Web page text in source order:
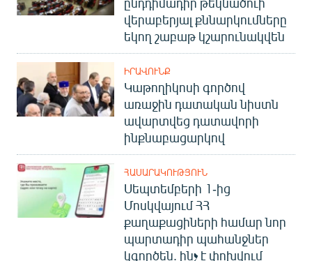
վերաբերյալ քննարկումները
եկող շաբաթ կշարունակվեն
ԻՐԱՎՈՒՆՔ
Կաթողիկոսի գործով
առաջին դատական նիստն
ավարտվեց դատավորի
ինքնաբացարկով
ՀԱՍԱՐԱԿՈՒԹՅՈՒՆ
Սեպտեմբերի 1-ից
Մոսկվայում ՀՀ
քաղաքացիների համար նոր
պարտադիր պահանջներ
կգործեն. ինչ է փոխվում